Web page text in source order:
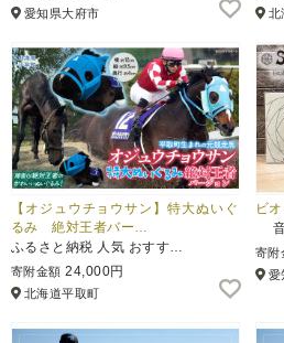
愛知県大府市 北
【オジュウチョウサン】特大ぬいぐ
るみ 絶対王者バー…
ふるさと納税 人気 おすす…
寄附金額 24,000円
北海道平取町
ビ
音
寄附
愛